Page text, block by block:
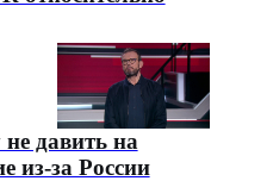
давить на
из-за России